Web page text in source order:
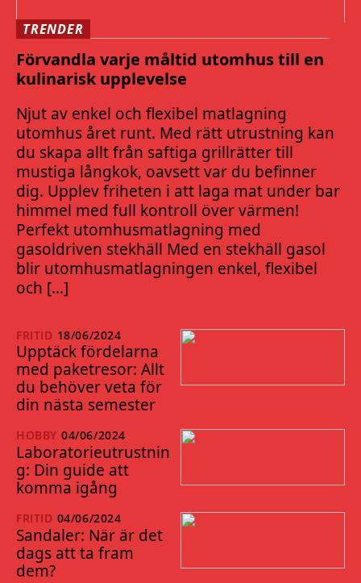
TRENDER
Förvandla varje måltid utomhus till en
kulinarisk upplevelse
Njut av enkel och flexibel matlagning
utomhus året runt. Med rätt utrustning kan
du skapa allt från saftiga grillrätter till
mustiga långkok, oavsett var du befinner
dig. Upplev friheten i att laga mat under bar
himmel med full kontroll över värmen!
Perfekt utomhusmatlagning med
gasoldriven stekhäll Med en stekhäll gasol
blir utomhusmatlagningen enkel, flexibel
och […]
FRITID 18/06/2024
Upptäck fördelarna
med paketresor: Allt
du behöver veta för
din nästa semester
HOBBY 04/06/2024
Laboratorieutrustnin
g: Din guide att
komma igång
FRITID 04/06/2024
Sandaler: När är det
dags att ta fram
dem?